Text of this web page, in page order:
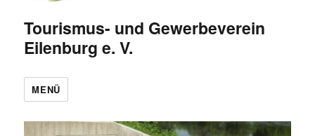
Tourismus- und Gewerbeverein
Eilenburg e. V.
MENÜ